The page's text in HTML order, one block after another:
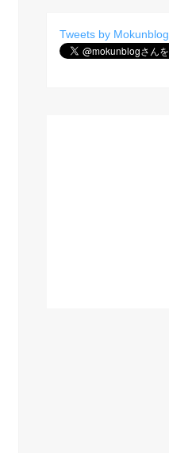
Tweets by Mokunblog